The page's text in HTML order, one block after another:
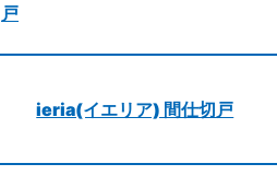
戸
ieria(イエリア) 間仕切戸